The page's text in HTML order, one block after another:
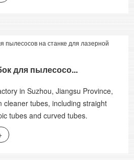
для пылесосо...
in Suzhou, Jiangsu Province,
cleaner tubes, including straight
tubes and curved tubes.